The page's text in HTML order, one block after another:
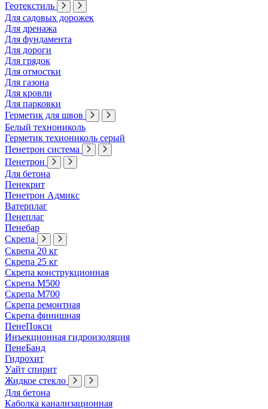
Геотекстиль
Для садовых дорожек
Для дренажа
Для фундамента
Для дороги
Для грядок
Для отмостки
Для газона
Для кровли
Для парковки
Герметик для швов
Белый технониколь
Герметик технониколь серый
Пенетрон система
Пенетрон
Для бетона
Пенекрит
Пенетрон Адмикс
Ватерплаг
Пенеплаг
Пенебар
Скрепа
Скрепа 20 кг
Скрепа 25 кг
Скрепа конструкционная
Скрепа М500
Скрепа М700
Скрепа ремонтная
Скрепа финишная
ПенеПокси
Инъекционная гидроизоляция
ПенеБанд
Гидрохит
Уайт спирит
Жидкое стекло
Для бетона
Каболка канализационная